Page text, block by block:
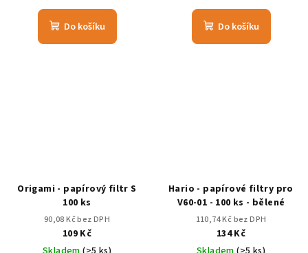
Do košíku Do košíku
Origami - papírový filtr S
100 ks
90,08 Kč bez DPH
109 Kč
Hario - papírové filtry pro
V60-01 - 100 ks - bělené
110,74 Kč bez DPH
134 Kč